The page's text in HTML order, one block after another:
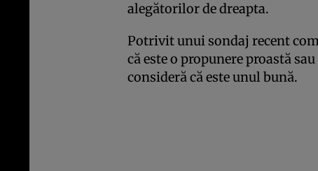
alegătorilor de dreapta.
Potrivit unui sondaj recent
că este o propunere proastă
consideră că este unul bună.